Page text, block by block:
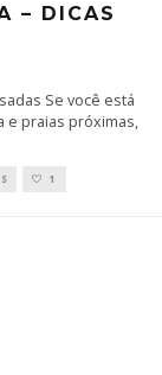
– DICAS
Se você está
e praias próximas,
1